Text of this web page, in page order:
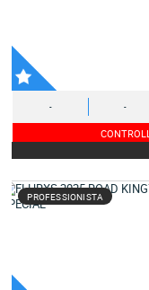
- -
PROFESSIONISTA